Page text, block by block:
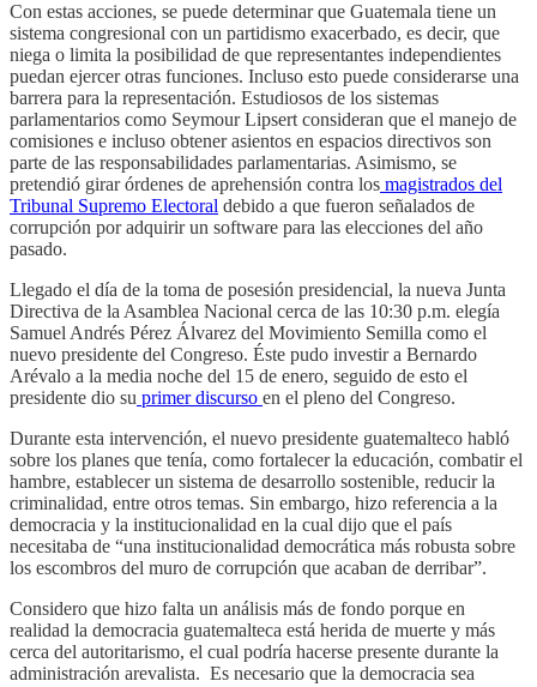
Con estas acciones, se puede determinar que Guatemala tiene un
sistema congresional con un partidismo exacerbado, es decir, que
niega o limita la posibilidad de que representantes independientes
puedan ejercer otras funciones. Incluso esto puede considerarse una
barrera para la representación. Estudiosos de los sistemas
parlamentarios como Seymour Lipsert consideran que el manejo de
comisiones e incluso obtener asientos en espacios directivos son
parte de las responsabilidades parlamentarias. Asimismo, se
pretendió girar órdenes de aprehensión contra los magistrados del
Tribunal Supremo Electoral debido a que fueron señalados de
corrupción por adquirir un software para las elecciones del año
pasado.
Llegado el día de la toma de posesión presidencial, la nueva Junta
Directiva de la Asamblea Nacional cerca de las 10:30 p.m. elegía
Samuel Andrés Pérez Álvarez del Movimiento Semilla como el
nuevo presidente del Congreso. Éste pudo investir a Bernardo
Arévalo a la media noche del 15 de enero, seguido de esto el
presidente dio su primer discurso en el pleno del Congreso.
Durante esta intervención, el nuevo presidente guatemalteco habló
sobre los planes que tenía, como fortalecer la educación, combatir el
hambre, establecer un sistema de desarrollo sostenible, reducir la
criminalidad, entre otros temas. Sin embargo, hizo referencia a la
democracia y la institucionalidad en la cual dijo que el país
necesitaba de “una institucionalidad democrática más robusta sobre
los escombros del muro de corrupción que acaban de derribar”.
Considero que hizo falta un análisis más de fondo porque en
realidad la democracia guatemalteca está herida de muerte y más
cerca del autoritarismo, el cual podría hacerse presente durante la
administración arevalista. Es necesario que la democracia sea